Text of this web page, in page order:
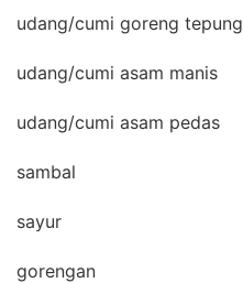
udang/cumi goreng tepung
udang/cumi asam manis
udang/cumi asam pedas
sambal
sayur
gorengan